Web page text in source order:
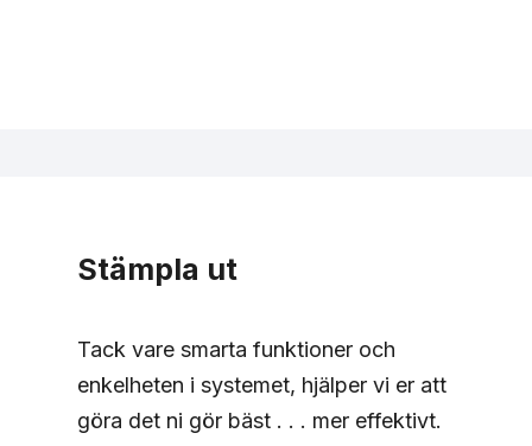
Stämpla ut
Tack vare smarta funktioner och
enkelheten i systemet, hjälper vi er att
göra det ni gör bäst . . . mer effektivt.